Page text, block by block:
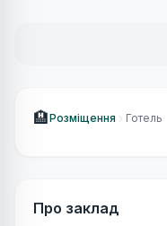
🏨Розміщення Готель
Про заклад